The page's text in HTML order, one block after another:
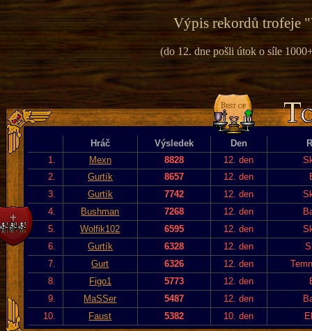
Výpis rekordů trofeje "
(do 12. dne pošli útok o síle
Hráč Výsledek Den
1.
Mexn 8828 12. den
2.
Gurtík 8657 12. den
3.
Gurtík 7742 12. den
4.
Bushman 7268 12. den
5.
Wolfik102 6595 12. den
6.
Gurtík 6328 12. den
7.
Gurt 6326 12. den
8.
Figo1 5773 12. den
9.
MaSSer 5487 12. den
10.
Faust 5382 10. den